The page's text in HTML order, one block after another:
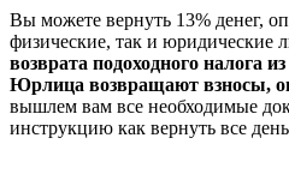
Вы можете вернуть 13% денег,
физические, так и юридические
возврата подоходного налога
Юрлица возвращают взносы,
вышлем вам все необходимые
инструкцию как вернуть все